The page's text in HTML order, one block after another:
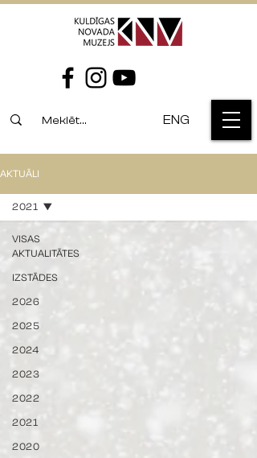
ENG
AKTUĀLI
VISAS
AKTUALITĀTES
IZSTĀDES
2026
2025
2024
2023
2022
2021
2020
2021